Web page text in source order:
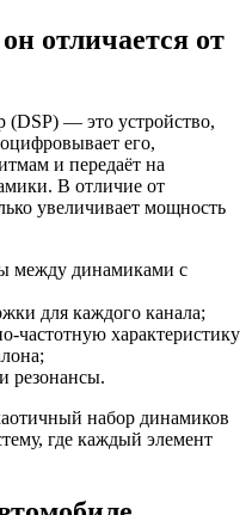
отличается от
— это устройство,
его,
и передаёт на
В отличие от
увеличивает мощность
между динамиками с
для каждого канала;
частотную характеристику
резонансы.
набор динамиков
где каждый элемент